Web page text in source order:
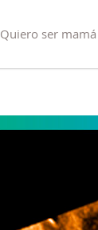
Quiero ser mamá